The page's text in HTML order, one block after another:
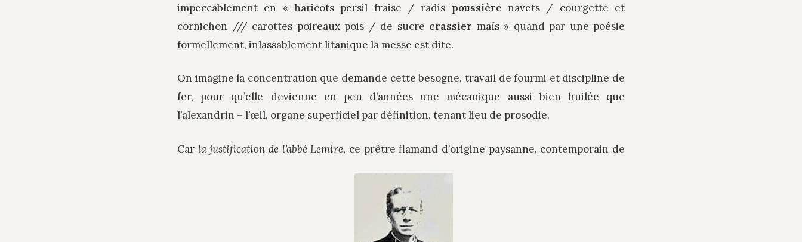
impeccablement en « haricots persil fraise / radis poussière navets / courgette et
cornichon /// carottes poireaux pois / de sucre crassier maïs » quand par une poésie
formellement, inlassablement litanique la messe est dite.
On imagine la concentration que demande cette besogne, travail de fourmi et discipline de
fer, pour qu’elle devienne en peu d’années une mécanique aussi bien huilée que
l’alexandrin – l’œil, organe superficiel par définition, tenant lieu de prosodie.
Car la justification de l’abbé Lemire, ce prêtre flamand d’origine paysanne, contemporain de